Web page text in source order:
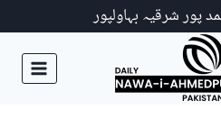
پور شرقیہ بہاولپور